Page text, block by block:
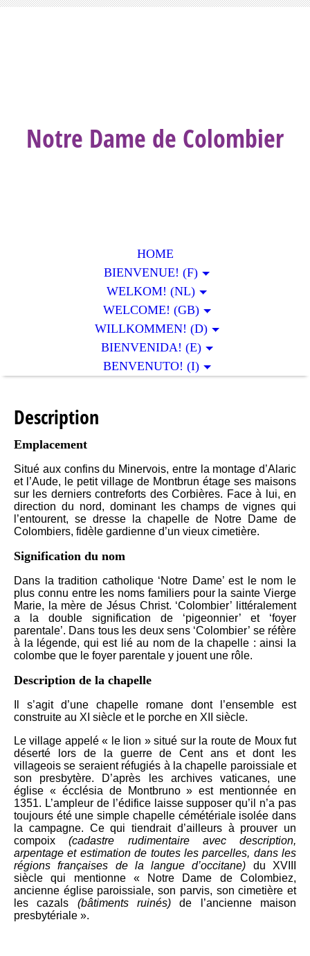
Notre Dame de Colombier
HOME
BIENVENUE! (F)
WELKOM! (NL)
WELCOME! (GB)
WILLKOMMEN! (D)
BIENVENIDA! (E)
BENVENUTO! (I)
Description
Emplacement
Situé aux confins du Minervois, entre la montage d’Alaric
et l’Aude, le petit village de Montbrun étage ses maisons
sur les derniers contreforts des Corbières. Face à lui, en
direction du nord, dominant les champs de vignes qui
l’entourent, se dresse la chapelle de Notre Dame de
Colombiers, fidèle gardienne d’un vieux cimetière.
Signification du nom
Dans la tradition catholique ‘Notre Dame’ est le nom le
plus connu entre les noms familiers pour la sainte Vierge
Marie, la mère de Jésus Christ. ‘Colombier’ littéralement
a la double signification de ‘pigeonnier’ et ‘foyer
parentale’. Dans tous les deux sens ‘Colombier’ se réfère
à la légende, qui est lié au nom de la chapelle : ainsi la
colombe que le foyer parentale y jouent une rôle.
Description de la chapelle
Il s’agit d’une chapelle romane dont l’ensemble est
construite au XI siècle et le porche en XII siècle.
Le village appelé « le lion » situé sur la route de Moux fut
déserté lors de la guerre de Cent ans et dont les
villageois se seraient réfugiés à la chapelle paroissiale et
son presbytère. D’après les archives vaticanes, une
église « écclésia de Montbruno » est mentionnée en
1351. L’ampleur de l’édifice laisse supposer qu’il n’a pas
toujours été une simple chapelle cémétériale isolée dans
la campagne. Ce qui tiendrait d’ailleurs à prouver un
compoix(cadastre rudimentaire avec description,
arpentage et estimation de toutes les parcelles, dans les
régions françaises de la langue d’occitane) du XVIII
siècle qui mentionne « Notre Dame de Colombiez,
ancienne église paroissiale, son parvis, son cimetière et
les cazals (bâtiments ruinés) de l’ancienne maison
presbytériale ».